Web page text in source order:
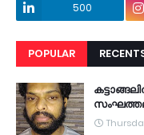
500
POPULAR